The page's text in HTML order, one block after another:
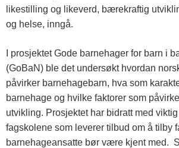
likestilling og likeverd, bærekraftig
og helse, inngå.
I prosjektet Gode barnehager for barn i
(GoBaN) ble det undersøkt hvordan
påvirker barnehagebarn, hva som
barnehage og hvilke faktorer som
utvikling. Prosjektet har bidratt med
fagskolene som leverer tilbud om å tilby
barnehageansatte bør være kjent med.